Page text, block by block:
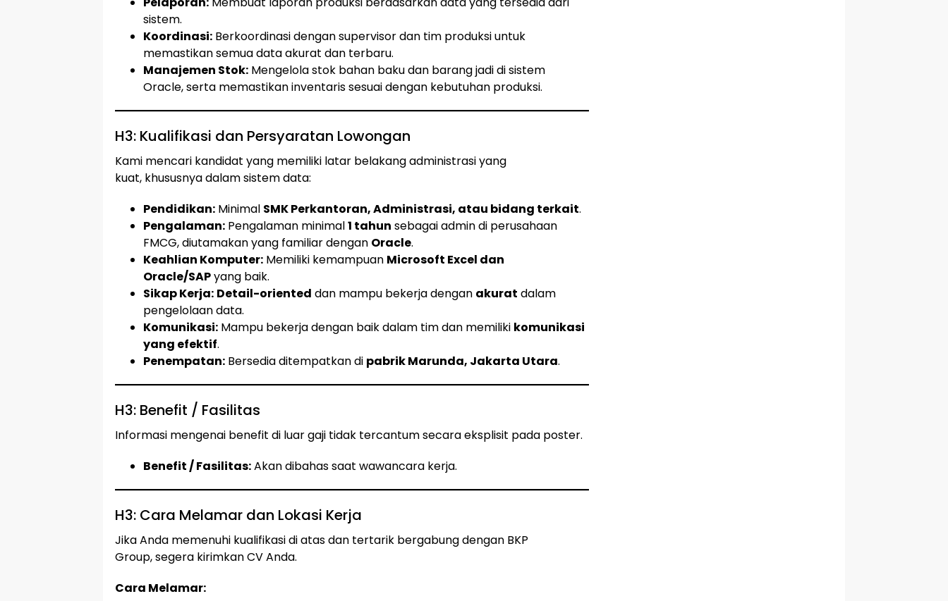
sistem.
Koordinasi: Berkoordinasi dengan supervisor dan tim produksi untuk
memastikan semua data akurat dan terbaru.
Manajemen Stok: Mengelola stok bahan baku dan barang jadi di sistem
Oracle, serta memastikan inventaris sesuai dengan kebutuhan produksi.
H3: Kualifikasi dan Persyaratan Lowongan
Kami mencari kandidat yang memiliki latar belakang administrasi yang
kuat, khususnya dalam sistem data:
Pendidikan: Minimal SMK Perkantoran, Administrasi, atau bidang terkait.
Pengalaman: Pengalaman minimal1 tahun sebagai admin di perusahaan
FMCG, diutamakan yang familiar dengan Oracle.
Keahlian Komputer: Memiliki kemampuan Microsoft Excel dan
Oracle/SAPyang baik.
Sikap Kerja: Detail-oriented dan mampu bekerja dengan akurat dalam
pengelolaan data.
Komunikasi: Mampu bekerja dengan baik dalam tim dan memiliki komunikasi
yang efektif.
Penempatan: Bersedia ditempatkan di pabrik Marunda, Jakarta Utara.
H3: Benefit / Fasilitas
Informasi mengenai benefit di luar gaji tidak tercantum secara eksplisit pada poster.
Benefit / Fasilitas:Akan dibahas saat wawancara kerja.
H3: Cara Melamar dan Lokasi Kerja
Jika Anda memenuhi kualifikasi di atas dan tertarik bergabung dengan BKP
Group, segera kirimkan CV Anda.
Cara Melamar: